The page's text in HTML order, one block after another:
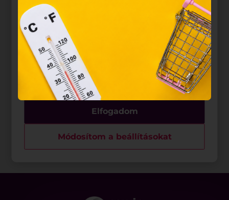
összefüggő szolgáltatások egyes kérdéseiről szóló
2001. évi CVIII. törvény, valamint az Európai Unió
előírásainak megfelelően használjuk. Azon
weblapoknak, melyek az Európai Unió országain
belül működnek, a „sütik" használatához, és
ezeknek a felhasználó számítógépén vagy egyéb
eszközén történő tárolásához a felhasználók
hozzájárulását kell kérniük.
Elfogadom
Módosítom a beállításokat